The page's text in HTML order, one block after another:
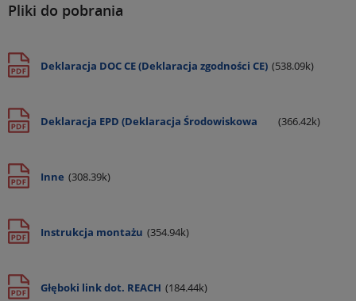
Pliki do pobrania
Deklaracja DOC CE (Deklaracja zgodności CE) (538.09k)
Deklaracja EPD (Deklaracja Środowiskowa
(366.42k)
Inne (308.39k)
Instrukcja montażu (354.94k)
Głęboki link dot. REACH (184.44k)